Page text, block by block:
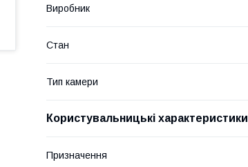
Виробник
Стан
Тип камери
Користувальницькі характеристики
Призначення